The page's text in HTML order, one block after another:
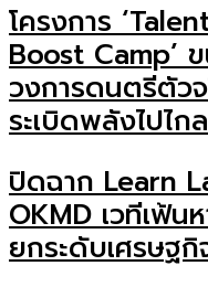
โครงการ
Boost Camp’
วงการดนตรีตัว
ระเบิดพลังไปไก
ปิดฉาก Learn
OKMD เวทีเฟ้
ยกระดับเศรษฐกิ